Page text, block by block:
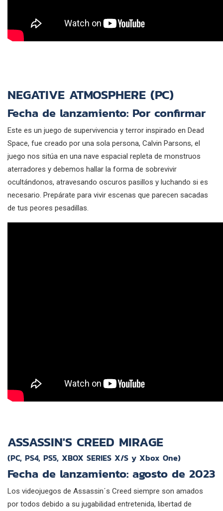
NEGATIVE ATMOSPHERE (PC)
Fecha de lanzamiento: Por confirmar
Este es un juego de supervivencia y terror inspirado en Dead
Space, fue creado por una sola persona, Calvin Parsons, el
juego nos sitúa en una nave espacial repleta de monstruos
aterradores y debemos hallar la forma de sobrevivir
ocultándonos, atravesando oscuros pasillos y luchando si es
necesario. Prepárate para vivir escenas que parecen sacadas
de tus peores pesadillas.
ASSASSIN'S CREED MIRAGE
(PC, PS4, PS5, XBOX SERIES X/S y Xbox One)
Fecha de lanzamiento: agosto de 2023
Los videojuegos de Assassin´s Creed siempre son amados
por todos debido a su jugabilidad entretenida, libertad de